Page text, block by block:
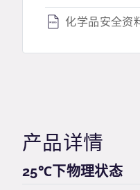
化学品安全资
产品详情
25℃下物理状态